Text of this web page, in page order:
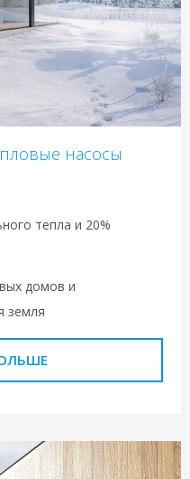
насосы
тепла и 20%
домов и
земля